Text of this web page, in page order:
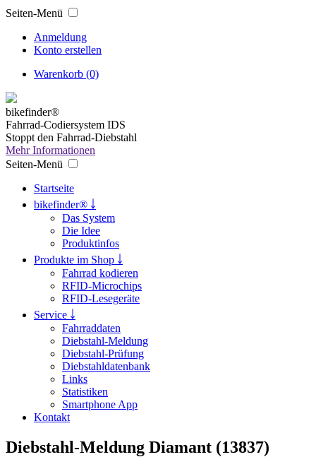
Seiten-Menü
Anmeldung
Konto erstellen
Warenkorb (0)
bikefinder®
Fahrrad-Codiersystem IDS
Stoppt den Fahrrad-Diebstahl
Mehr Informationen
Seiten-Menü
Startseite
bikefinder® ￬
Das System
Die Idee
Produktinfos
Produkte im Shop ￬
Fahrrad kodieren
RFID-Microchips
RFID-Lesegeräte
Service ￬
Fahrraddaten
Diebstahl-Meldung
Diebstahl-Prüfung
Diebstahldatenbank
Links
Statistiken
Smartphone App
Kontakt
Diebstahl-Meldung Diamant (13837)